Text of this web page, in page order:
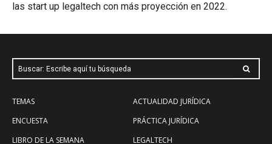
las start up legaltech con más proyección en 2022.
Buscar: Escribe aquí tu búsqueda
TEMAS
ENCUESTA
LIBRO DE LA SEMANA
ACTUALIDAD JURÍDICA
PRÁCTICA JURÍDICA
LEGALTECH